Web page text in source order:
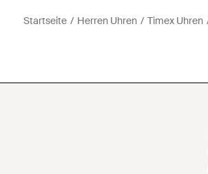
Startseite Herren Uhren Timex Uhren